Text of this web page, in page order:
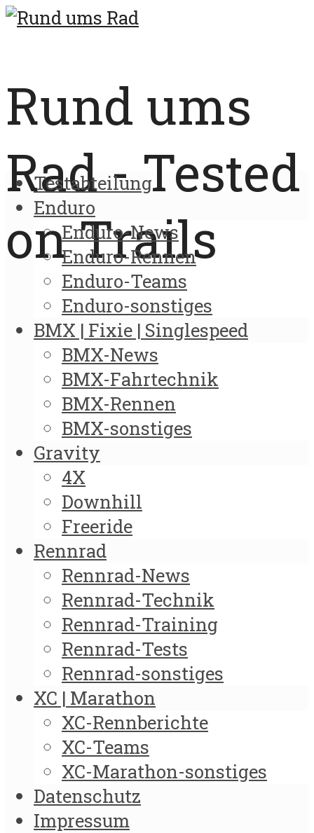
Rund ums
Rad - Tested
on Trails
Testabteilung
Enduro
Enduro-News
Enduro-Rennen
Enduro-Teams
Enduro-sonstiges
BMX | Fixie | Singlespeed
BMX-News
BMX-Fahrtechnik
BMX-Rennen
BMX-sonstiges
Gravity
4X
Downhill
Freeride
Rennrad
Rennrad-News
Rennrad-Technik
Rennrad-Training
Rennrad-Tests
Rennrad-sonstiges
XC | Marathon
XC-Rennberichte
XC-Teams
XC-Marathon-sonstiges
Datenschutz
Impressum